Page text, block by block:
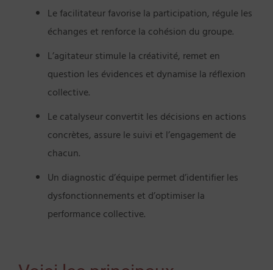
Le facilitateur favorise la participation, régule les
échanges et renforce la cohésion du groupe.
L’agitateur stimule la créativité, remet en
question les évidences et dynamise la réflexion
collective.
Le catalyseur convertit les décisions en actions
concrètes, assure le suivi et l’engagement de
chacun.
Un diagnostic d’équipe permet d’identifier les
dysfonctionnements et d’optimiser la
performance collective.